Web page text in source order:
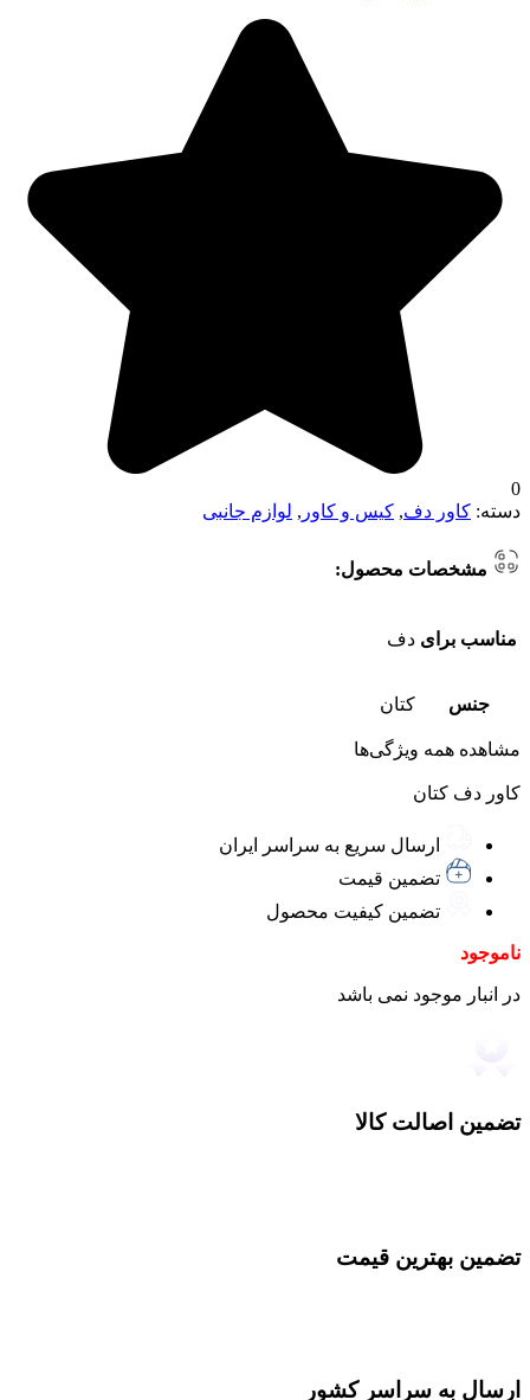
0
دسته: کاور دف, کیس و کاور , لوازم جانبی
مشخصات محصول:
مناسب برای دف
جنس کتان
مشاهده همه ویژگی‌ها
کاور دف کتان
ارسال سریع به سراسر ایران
تضمین قیمت
تضمین کیفیت محصول
ناموجود
در انبار موجود نمی باشد
تضمین اصالت کالا
تضمین بهترین قیمت
ارسال به سراسر کشور